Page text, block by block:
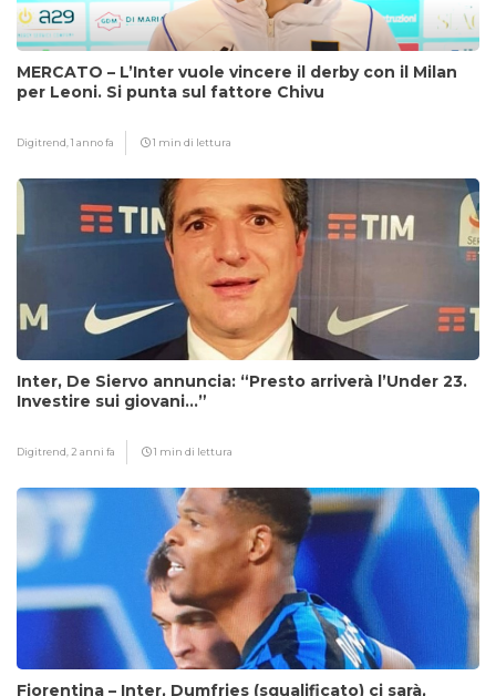
MERCATO – L’Inter vuole vincere il derby con il Milan
per Leoni. Si punta sul fattore Chivu
Digitrend,1 anno fa 1 min di lettura
Inter, De Siervo annuncia: “Presto arriverà l’Under 23.
Investire sui giovani…”
Digitrend, 2 anni fa 1 min di lettura
Fiorentina – Inter, Dumfries (squalificato) ci sarà,